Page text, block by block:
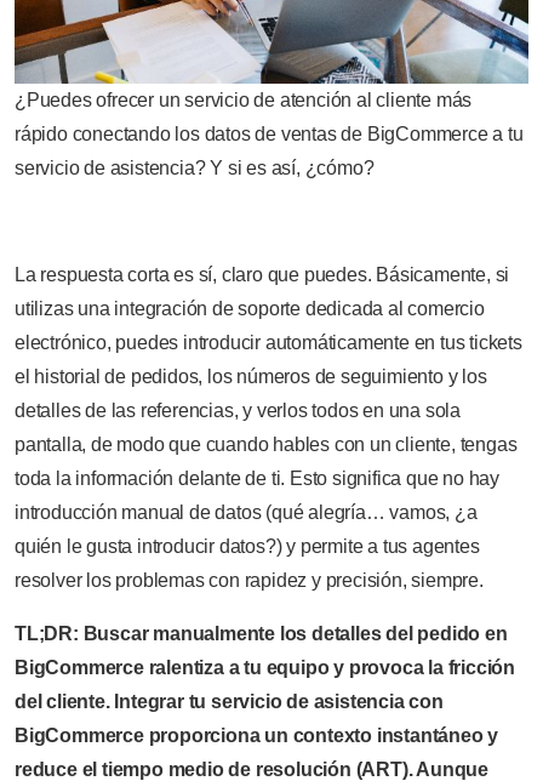
¿Puedes ofrecer un servicio de atención al cliente más
rápido conectando los datos de ventas de BigCommerce a tu
servicio de asistencia? Y si es así, ¿cómo?
La respuesta corta es sí, claro que puedes. Básicamente, si
utilizas una integración de soporte dedicada al comercio
electrónico, puedes introducir automáticamente en tus tickets
el historial de pedidos, los números de seguimiento y los
detalles de las referencias, y verlos todos en una sola
pantalla, de modo que cuando hables con un cliente, tengas
toda la información delante de ti. Esto significa que no hay
introducción manual de datos (qué alegría… vamos, ¿a
quién le gusta introducir datos?) y permite a tus agentes
resolver los problemas con rapidez y precisión, siempre.
TL;DR: Buscar manualmente los detalles del pedido en
BigCommerce ralentiza a tu equipo y provoca la fricción
del cliente. Integrar tu servicio de asistencia con
BigCommerce proporciona un contexto instantáneo y
reduce el tiempo medio de resolución (ART). Aunque